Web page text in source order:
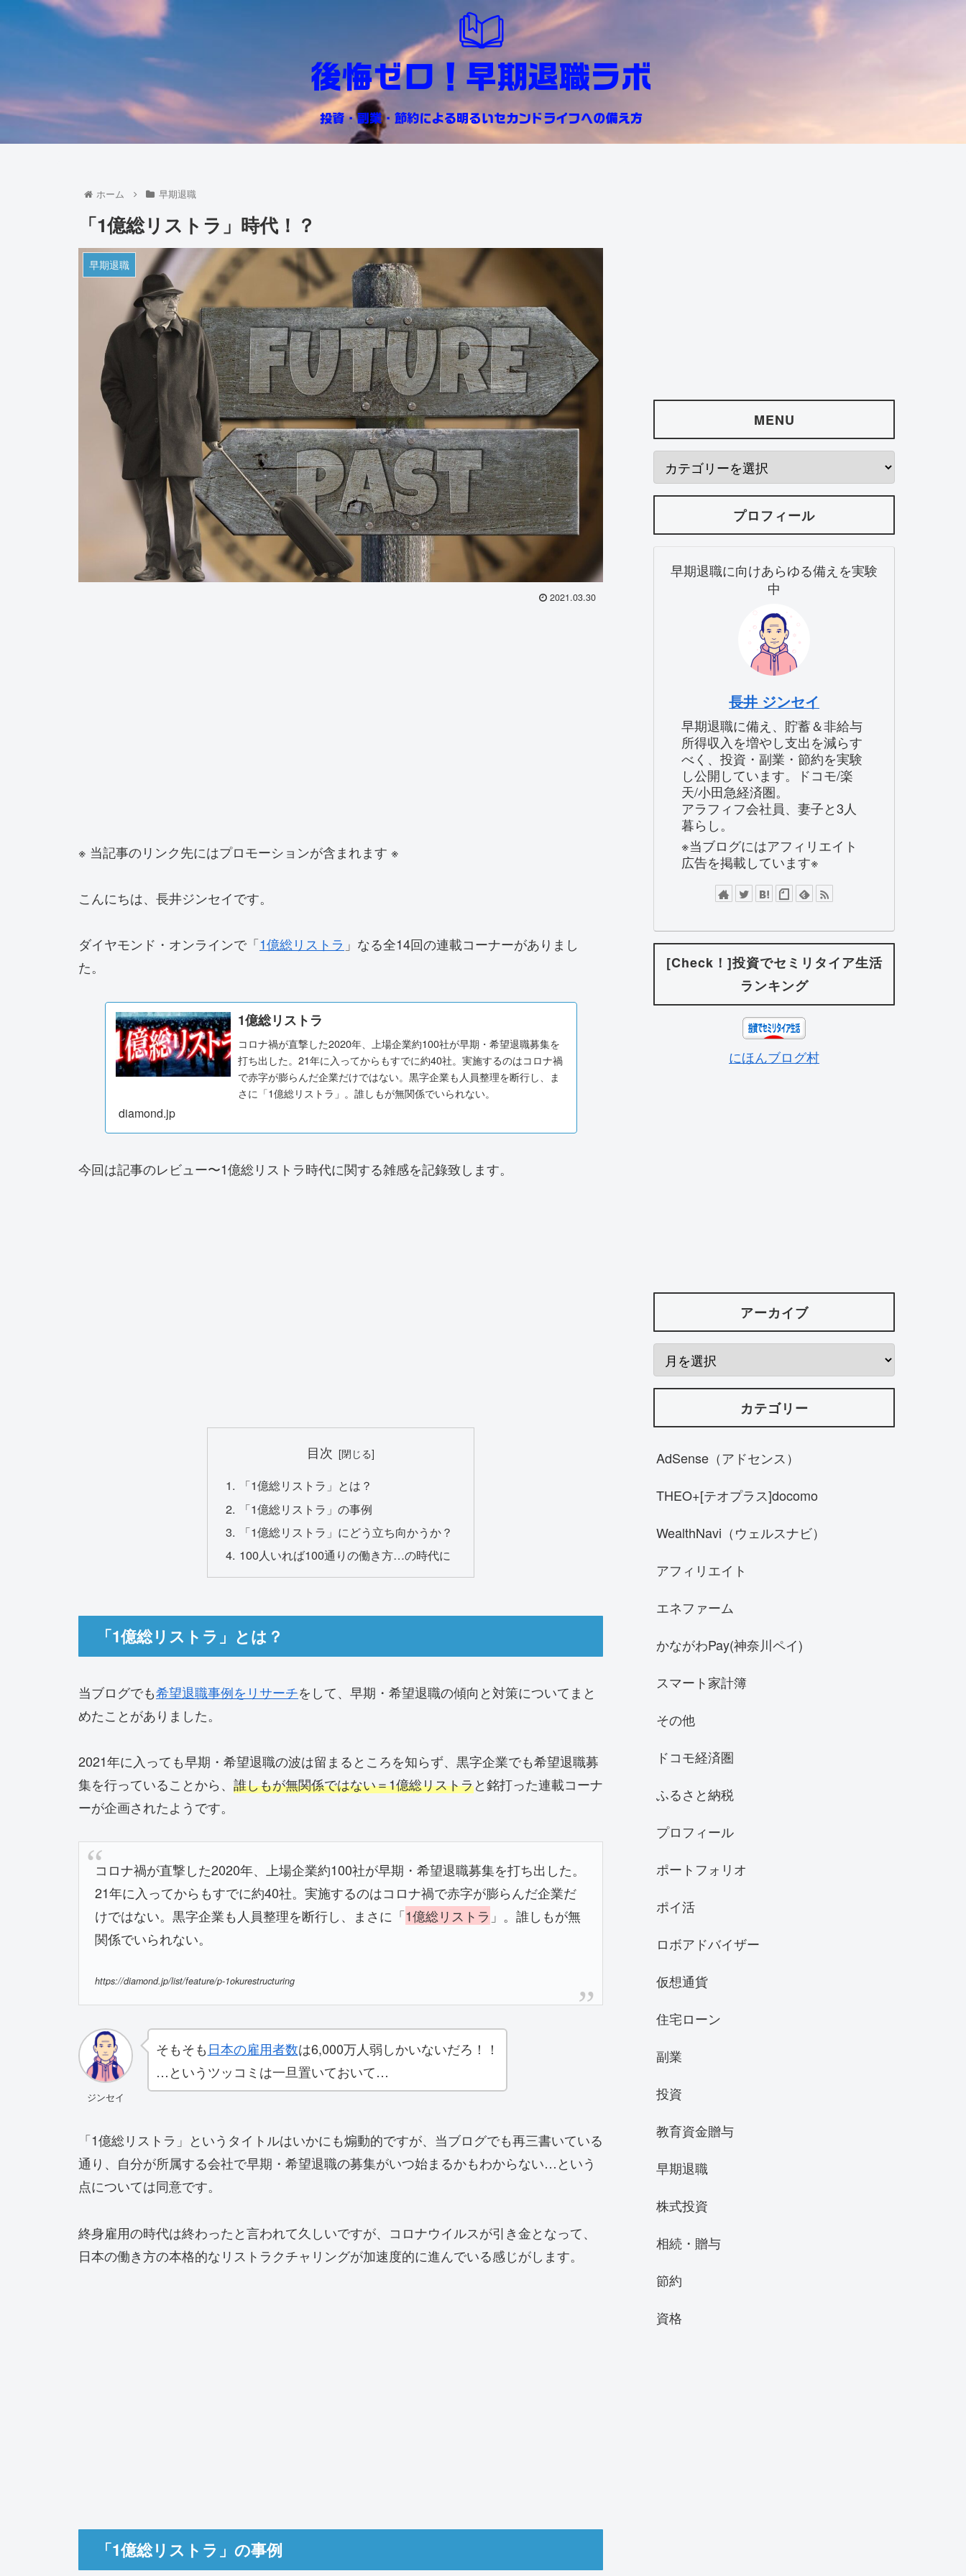
ホーム 早期退職
「1億総リストラ」時代！？
早期退職
2021.03.30
※ 当記事のリンク先にはプロモーションが含まれます ※
こんにちは、長井ジンセイです。
ダイヤモンド・オンラインで「1億総リストラ 」なる全14回の連載コーナーがありまし
た。
1億総リストラ
コロナ禍が直撃した2020年、上場企業約100社が早期・希望退職募集を
打ち出した。21年に入ってからもすでに約40社。実施するのはコロナ禍
で赤字が膨らんだ企業だけではない。黒字企業も人員整理を断行し、ま
さに「1億総リストラ」。誰しもが無関係でいられない。
diamond.jp
今回は記事のレビュー〜1億総リストラ時代に関する雑感を記錄致します。
目次
「1億総リストラ」とは？
「1億総リストラ」の事例
「1億総リストラ」にどう立ち向かうか？
100人いれば100通りの働き方…の時代に
「1億総リストラ」とは？
当ブログでも希望退職事例をリサーチをして、早期・希望退職の傾向と対策についてまと
めたことがありました。
2021年に入っても早期・希望退職の波は留まるところを知らず、黒字企業でも希望退職募
集を行っていることから、 誰しもが無関係ではない＝1億総リストラと銘打った連載コーナ
ーが企画されたようです。
コロナ禍が直撃した2020年、上場企業約100社が早期・希望退職募集を打ち出した。
21年に入ってからもすでに約40社。実施するのはコロナ禍で赤字が膨らんだ企業だ
けではない。黒字企業も人員整理を断行し、まさに「1億総リストラ 」。誰しもが無
関係でいられない。
https://diamond.jp/list/feature/p-1okurestructuring
ジンセイ
そもそも日本の雇用者数は6,000万人弱しかいないだろ！！
…というツッコミは一旦置いておいて…
「1億総リストラ」というタイトルはいかにも煽動的ですが、当ブログでも再三書いている
通り、自分が所属する会社で早期・希望退職の募集がいつ始まるかもわからない…という
点については同意です。
終身雇用の時代は終わったと言われて久しいですが、コロナウイルスが引き金となって、
日本の働き方の本格的なリストラクチャリングが加速度的に進んでいる感じがします。
「1億総リストラ」の事例
MENU
プロフィール
早期退職に向けあらゆる備えを実験
中
長井 ジンセイ
早期退職に備え、貯蓄＆非給与
所得収入を増やし支出を減らす
べく、投資・副業・節約を実験
し公開しています。ドコモ/楽
天/小田急経済圏。
アラフィフ会社員、妻子と3人
暮らし。
※当ブログにはアフィリエイト
広告を掲載しています※
[Check！]投資でセミリタイア生活
ランキング
にほんブログ村
アーカイブ
カテゴリー
AdSense（アドセンス）
THEO+[テオプラス]docomo
WealthNavi（ウェルスナビ）
アフィリエイト
エネファーム
かながわPay(神奈川ペイ)
スマート家計簿
その他
ドコモ経済圏
ふるさと納税
プロフィール
ポートフォリオ
ポイ活
ロボアドバイザー
仮想通貨
住宅ローン
副業
投資
教育資金贈与
早期退職
株式投資
相続・贈与
節約
資格